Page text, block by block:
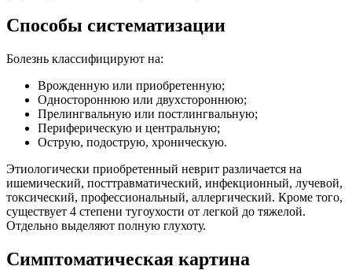
Способы систематизации
Болезнь классифицируют на:
Врожденную или приобретенную;
Одностороннюю или двухстороннюю;
Прелингвальную или постлингвальную;
Периферическую и центральную;
Острую, подострую, хроническую.
Этиологически приобретенный неврит различается на
ишемический, посттравматический, инфекционный, лучевой,
токсический, профессиональный, аллергический. Кроме того,
существует 4 степени тугоухости от легкой до тяжелой.
Отдельно выделяют полную глухоту.
Симптоматическая картина